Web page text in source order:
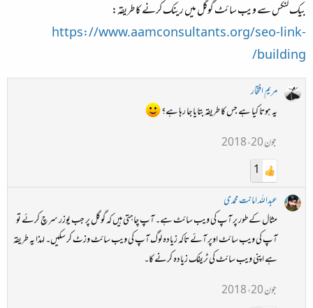
بیک لنکس سے ویب سائٹ گوگل میں رینک کرنے کا طریقہ:
https://www.aamconsultants.org/seo-link-
building/
مریم افتخار
یہ ہوتا کیا ہے جس کا طریقہ بتایا جا رہا ہے؟
جون 20، 2018
1
عبداللہ امانت محمدی
مثال کے طور پر آپ کی ویب سائٹ ہے۔ آپ چاہتی ہیں کہ گوگل پر جب یوزر سرچ کرئے تو
آپ کی ویب سائٹ اوپر آئے تاکہ زیادہ لوگ آپ کی ویب سائٹ وزٹ کر سکیں۔ لہذا یہ طریقہ
ہے اپنی ویب سائٹ کی ٹریفک زیادہ کرنے کا۔
جون 20، 2018